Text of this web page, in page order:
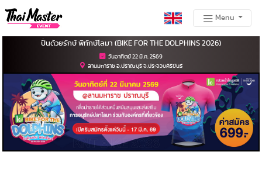
Menu
ปั่นด้วยรักษ์ พิทักษ์โลมา (BIKE FOR THE DOLPHINS 2026)
วันอาทิตย์ 22 มี.ค. 2569
ลานมหาราช อ.ปราณบุรี จ.ประจวบคีรีขันธ์